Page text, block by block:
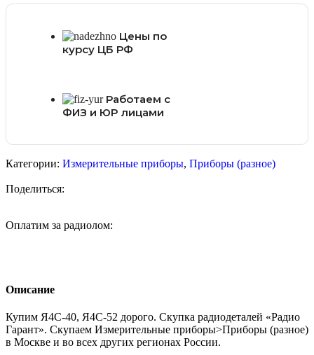
Цены по
курсу ЦБ РФ
Работаем с
ФИЗ и ЮР лицами
Категории: Измерительные приборы, Приборы (разное)
Поделиться:
Оплатим за радиолом:
Описание
Купим Я4С-40, Я4С-52 дорого. Скупка радиодеталей «Радио
Гарант». Скупаем Измерительные приборы>Приборы (разное)
в Москве и во всех других регионах России.